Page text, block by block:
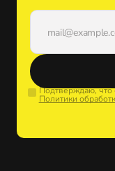
Подтверждаю, что
Политики